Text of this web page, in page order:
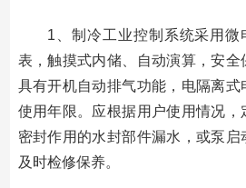
1、制冷工业控制系统采用微
表，触摸式内储、自动演算，安全
具有开机自动排气功能，电隔离式
使用年限。应根据用户使用情况，
密封作用的水封部件漏水，或泵
及时检修保养。